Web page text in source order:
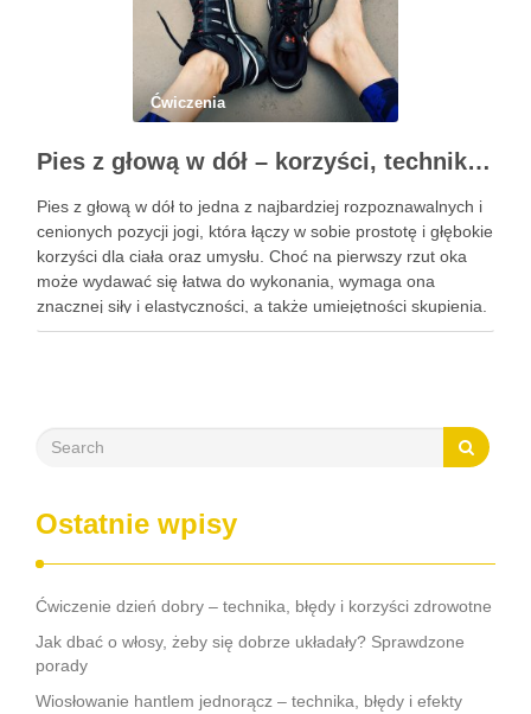
Ćwiczenia
Pies z głową w dół – korzyści, technika i modyfikacje tej asany
Pies z głową w dół to jedna z najbardziej rozpoznawalnych i
cenionych pozycji jogi, która łączy w sobie prostotę i głębokie
korzyści dla ciała oraz umysłu. Choć na pierwszy rzut oka
może wydawać się łatwa do wykonania, wymaga ona
znacznej siły i elastyczności, a także umiejętności skupienia.
Regularna praktyka tej …
Ostatnie wpisy
Ćwiczenie dzień dobry – technika, błędy i korzyści zdrowotne
Jak dbać o włosy, żeby się dobrze układały? Sprawdzone
porady
Wiosłowanie hantlem jednorącz – technika, błędy i efekty